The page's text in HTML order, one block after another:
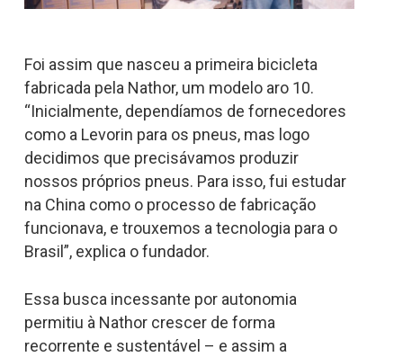
Foi assim que nasceu a primeira bicicleta
fabricada pela Nathor, um modelo aro 10.
“Inicialmente, dependíamos de fornecedores
como a Levorin para os pneus, mas logo
decidimos que precisávamos produzir
nossos próprios pneus. Para isso, fui estudar
na China como o processo de fabricação
funcionava, e trouxemos a tecnologia para o
Brasil”, explica o fundador.
Essa busca incessante por autonomia
permitiu à Nathor crescer de forma
recorrente e sustentável – e assim a